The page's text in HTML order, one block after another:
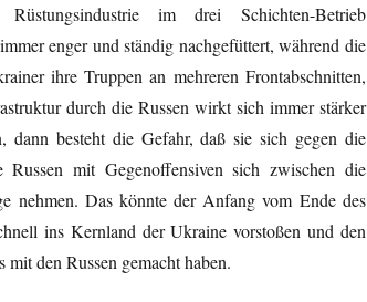
im drei Schichten-Betrieb
nachgefüttert, während die
ihre Truppen an mehreren Frontabschnitten,
durch die Russen wirkt sich immer stärker
besteht die Gefahr, daß sie sich gegen die
mit Gegenoffensiven sich zwischen die
nehmen. Das könnte der Anfang vom Ende des
ins Kernland der Ukraine vorstoßen und den
den Russen gemacht haben.